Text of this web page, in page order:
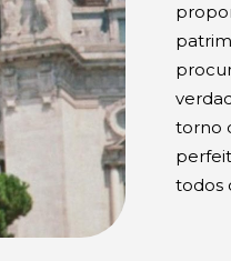
torno
todos